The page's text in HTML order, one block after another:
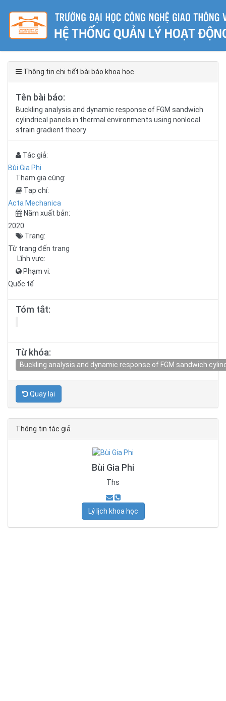
Thông tin chi tiết bài báo khoa học
Tên bài báo:
Buckling analysis and dynamic response of FGM sandwich
cylindrical panels in thermal environments using nonlocal
strain gradient theory
Tác giả:
Bùi Gia Phi
Tham gia cùng:
Tạp chí:
Acta Mechanica
Năm xuất bản:
2020
Trang:
Từ trang đến trang
Lĩnh vực:
Phạm vi:
Quốc tế
Tóm tắt:
Từ khóa:
Buckling analysis and dynamic response of FGM sandwich
Quay lại
Thông tin tác giả
Bùi Gia Phi
Ths
Lý lịch khoa học